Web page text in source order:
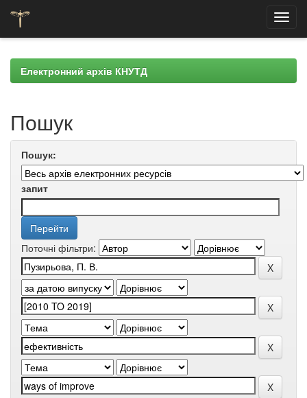
navigationЕлектронний архів КНУТД
Пошук
Пошук:
запит
Поточні фільтри: